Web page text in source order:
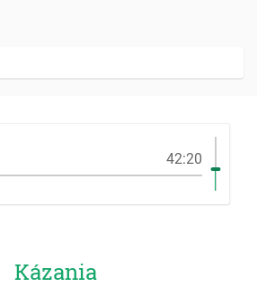
42:20
Kázania